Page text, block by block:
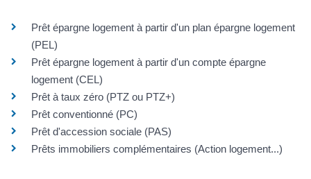
Prêt épargne logement à partir d'un plan épargne logement
(PEL)
Prêt épargne logement à partir d'un compte épargne
logement (CEL)
Prêt à taux zéro (PTZ ou PTZ+)
Prêt conventionné (PC)
Prêt d'accession sociale (PAS)
Prêts immobiliers complémentaires (Action logement...)